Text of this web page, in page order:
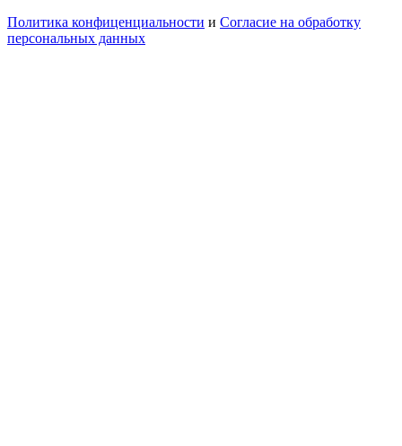
Политика конфиценциальности и Согласие на обработку
персональных данных